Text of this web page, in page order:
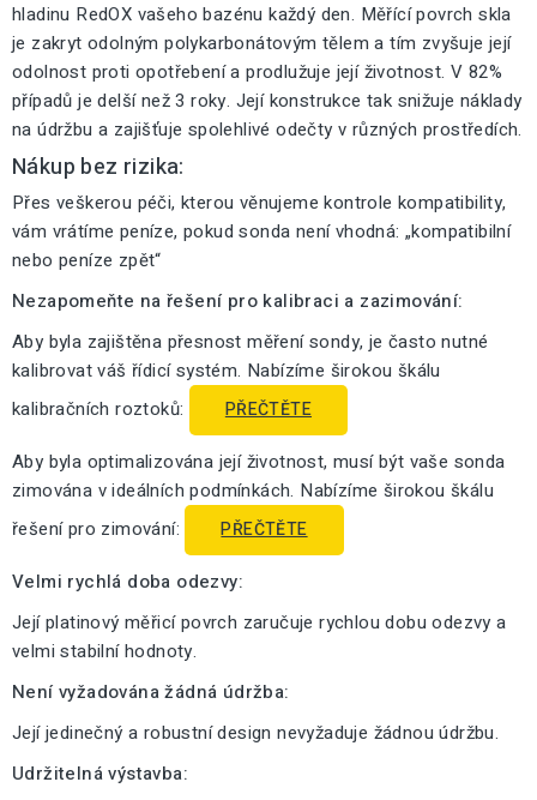
hladinu RedOX vašeho bazénu každý den. Měřící povrch skla
je zakryt odolným polykarbonátovým tělem a tím zvyšuje její
odolnost proti opotřebení a prodlužuje její životnost. V 82%
případů je delší než 3 roky. Její konstrukce tak snižuje náklady
na údržbu a zajišťuje spolehlivé odečty v různých prostředích.
Nákup bez rizika:
Přes veškerou péči, kterou věnujeme kontrole kompatibility,
vám vrátíme peníze, pokud sonda není vhodná: „kompatibilní
nebo peníze zpět“
Nezapomeňte na řešení pro kalibraci a zazimování:
Aby byla zajištěna přesnost měření sondy, je často nutné
kalibrovat váš řídicí systém. Nabízíme širokou škálu
kalibračních roztoků:
PŘEČTĚTE
Aby byla optimalizována její životnost, musí být vaše sonda
zimována v ideálních podmínkách. Nabízíme širokou škálu
řešení pro zimování:
PŘEČTĚTE
Velmi rychlá doba odezvy:
Její platinový měřicí povrch zaručuje rychlou dobu odezvy a
velmi stabilní hodnoty.
Není vyžadována žádná údržba:
Její jedinečný a robustní design nevyžaduje žádnou údržbu.
Udržitelná výstavba: